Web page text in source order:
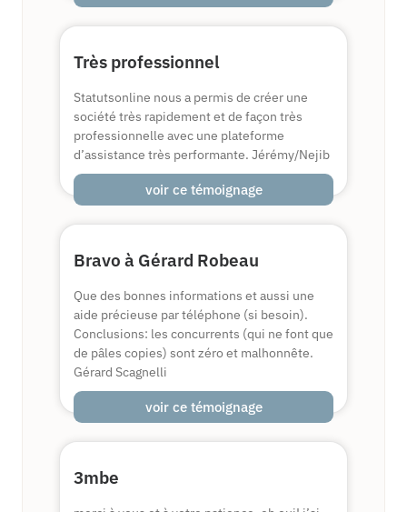
Très professionnel
Statutsonline nous a permis de créer une
société très rapidement et de façon très
professionnelle avec une plateforme
d’assistance très performante. Jérémy/Nejib
voir ce témoignage
Bravo à Gérard Robeau
Que des bonnes informations et aussi une
aide précieuse par téléphone (si besoin).
Conclusions: les concurrents (qui ne font que
de pâles copies) sont zéro et malhonnête.
Gérard Scagnelli
voir ce témoignage
3mbe